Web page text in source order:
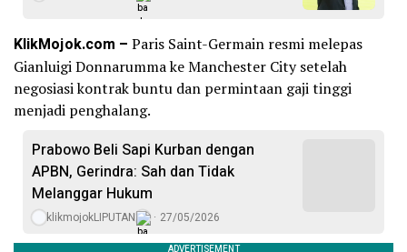
KlikMojok.com – Paris Saint-Germain resmi melepas
Gianluigi Donnarumma ke Manchester City setelah
negosiasi kontrak buntu dan permintaan gaji tinggi
menjadi penghalang.
Prabowo Beli Sapi Kurban dengan
APBN, Gerindra: Sah dan Tidak
Melanggar Hukum
klikmojokLIPUTAN 27/05/2026